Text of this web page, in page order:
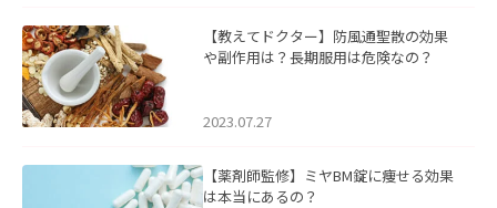
【教えてドクター】防風通聖散の効果
や副作用は？長期服用は危険なの？
2023.07.27
【薬剤師監修】ミヤBM錠に痩せる効果
は本当にあるの？